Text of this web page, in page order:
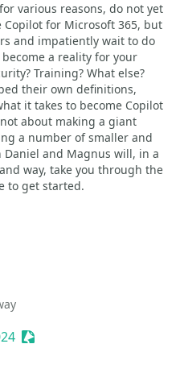
various reasons, do not yet
for Microsoft 365, but
and impatiently wait to do
a reality for your
Training? What else?
their own definitions,
it takes to become Copilot
about making a giant
a number of smaller and
and Magnus will, in a
way, take you through the
to get started.
Event
Sessionize Event